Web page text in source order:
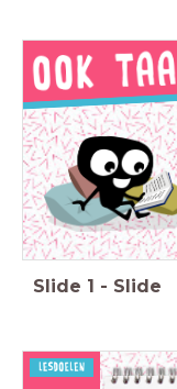
Slide 1 - Slide